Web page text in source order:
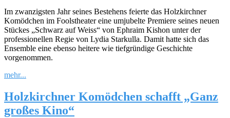
Im zwanzigsten Jahr seines Bestehens feierte das Holzkirchner
Komödchen im Foolstheater eine umjubelte Premiere seines neuen
Stückes „Schwarz auf Weiss“ von Ephraim Kishon unter der
professionellen Regie von Lydia Starkulla. Damit hatte sich das
Ensemble eine ebenso heitere wie tiefgründige Geschichte
vorgenommen.
mehr...
Holzkirchner Komödchen schafft „Ganz
großes Kino“